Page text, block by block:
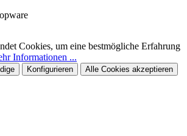
Cookies, um eine bestmögliche Erfahrung
Informationen ...
Konfigurieren Alle Cookies akzeptieren